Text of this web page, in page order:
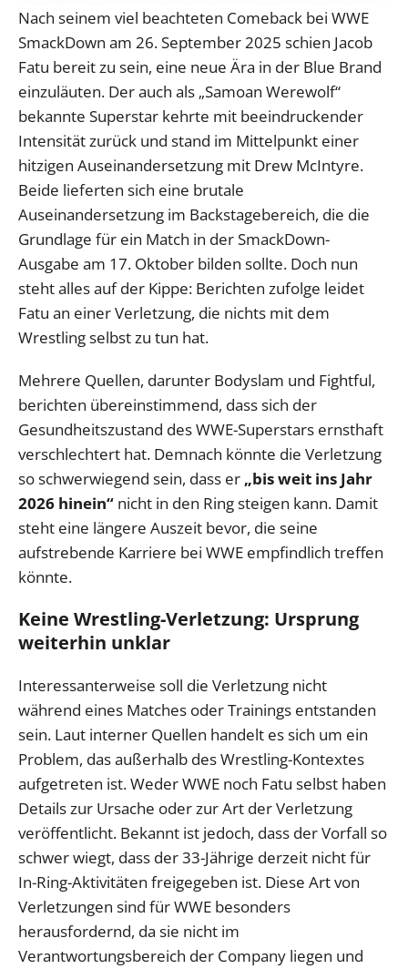
Nach seinem viel beachteten Comeback bei WWE
SmackDown am 26. September 2025 schien Jacob
Fatu bereit zu sein, eine neue Ära in der Blue Brand
einzuläuten. Der auch als „Samoan Werewolf“
bekannte Superstar kehrte mit beeindruckender
Intensität zurück und stand im Mittelpunkt einer
hitzigen Auseinandersetzung mit Drew McIntyre.
Beide lieferten sich eine brutale
Auseinandersetzung im Backstagebereich, die die
Grundlage für ein Match in der SmackDown-
Ausgabe am 17. Oktober bilden sollte. Doch nun
steht alles auf der Kippe: Berichten zufolge leidet
Fatu an einer Verletzung, die nichts mit dem
Wrestling selbst zu tun hat.
Mehrere Quellen, darunter Bodyslam und Fightful,
berichten übereinstimmend, dass sich der
Gesundheitszustand des WWE-Superstars ernsthaft
verschlechtert hat. Demnach könnte die Verletzung
so schwerwiegend sein, dass er „bis weit ins Jahr
2026 hinein“ nicht in den Ring steigen kann. Damit
steht eine längere Auszeit bevor, die seine
aufstrebende Karriere bei WWE empfindlich treffen
könnte.
Keine Wrestling-Verletzung: Ursprung
weiterhin unklar
Interessanterweise soll die Verletzung nicht
während eines Matches oder Trainings entstanden
sein. Laut interner Quellen handelt es sich um ein
Problem, das außerhalb des Wrestling-Kontextes
aufgetreten ist. Weder WWE noch Fatu selbst haben
Details zur Ursache oder zur Art der Verletzung
veröffentlicht. Bekannt ist jedoch, dass der Vorfall so
schwer wiegt, dass der 33-Jährige derzeit nicht für
In-Ring-Aktivitäten freigegeben ist. Diese Art von
Verletzungen sind für WWE besonders
herausfordernd, da sie nicht im
Verantwortungsbereich der Company liegen und